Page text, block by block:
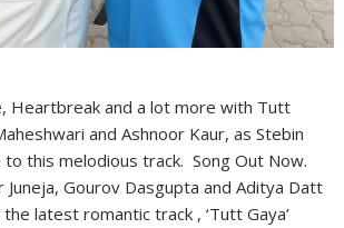
Heartbreak and a lot more with Tutt
and Ashnoor Kaur, as Stebin
to this melodious track. Song Out Now.
Juneja, Gourov Dasgupta and Aditya Datt
latest romantic track , ‘Tutt Gaya’